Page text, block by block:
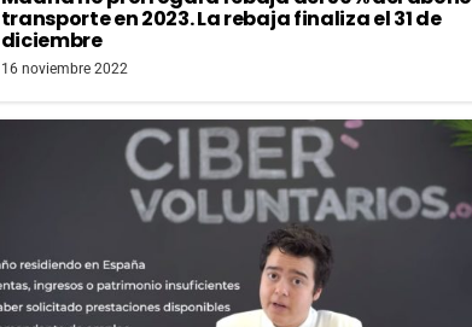
transporte en 2023. La rebaja finaliza el 31 de
diciembre
16 noviembre 2022